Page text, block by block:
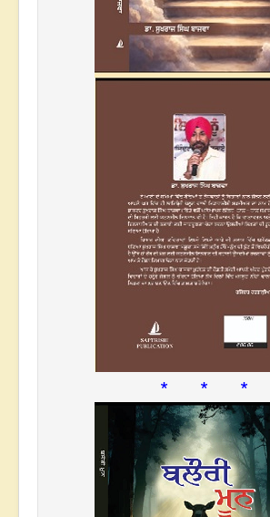
* * *